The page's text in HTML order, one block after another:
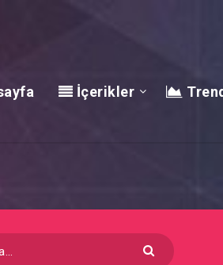
İçerikler Trend